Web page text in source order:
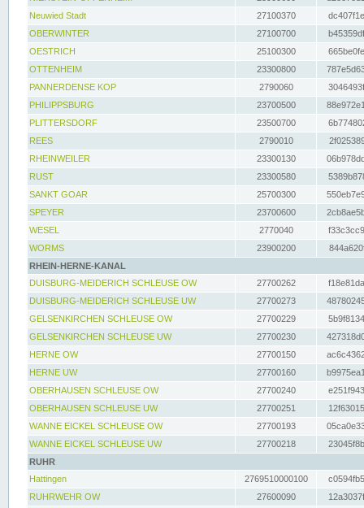
Neuwied Stadt
27100370
OBERWINTER
27100700
OESTRICH
25100300
OTTENHEIM
23300800
PANNERDENSE KOP
2790060
PHILIPPSBURG
23700500
PLITTERSDORF
23500700
REES
2790010
RHEINWEILER
23300130
RUST
23300580
SANKT GOAR
25700300
SPEYER
23700600
WESEL
2770040
WORMS
23900200
RHEIN-HERNE-KANAL
DUISBURG-MEIDERICH SCHLEUSE OW
27700262
DUISBURG-MEIDERICH SCHLEUSE UW
27700273
GELSENKIRCHEN SCHLEUSE OW
27700229
GELSENKIRCHEN SCHLEUSE UW
27700230
HERNE OW
27700150
HERNE UW
27700160
OBERHAUSEN SCHLEUSE OW
27700240
OBERHAUSEN SCHLEUSE UW
27700251
WANNE EICKEL SCHLEUSE OW
27700193
WANNE EICKEL SCHLEUSE UW
27700218
RUHR
Hattingen
2769510000100
RUHRWEHR OW
27600090